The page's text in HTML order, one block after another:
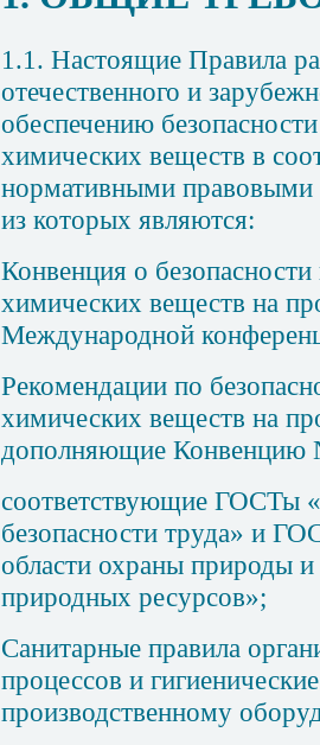
1.1. Настоящие Правила
отечественного и
обеспечению
химических веществ в
нормативными
из которых являются:
Конвенция о
химических веществ на
Международной
Рекомендации по
химических веществ на
дополняющие Конвенцию
соответствующие ГОСТы
безопасности труда» и
области охраны природы
природных ресурсов»;
Санитарные правила
процессов и
производственному